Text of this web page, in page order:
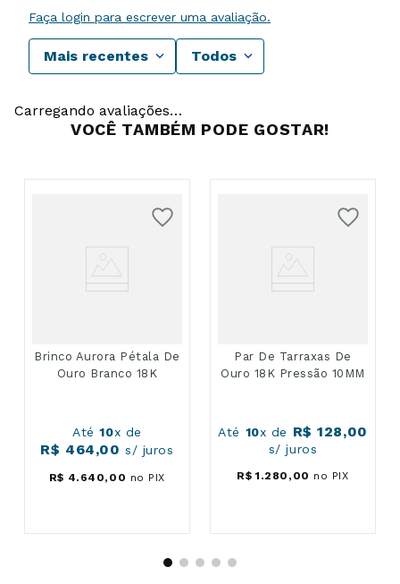
Faça login para escrever uma avaliação.
Mais recentes Todos
Carregando avaliações…
VOCÊ TAMBÉM PODE GOSTAR!
Brinco Aurora Pétala De
Ouro Branco 18K
Até10x de
R$ 464,00 s/ juros
R$ 4. 640, 00 no PIX
Par De Tarraxas De
Ouro 18K Pressão 10MM
Até 10x de R$ 128,00
s/ juros
R$ 1 .280 , 00 no PIX